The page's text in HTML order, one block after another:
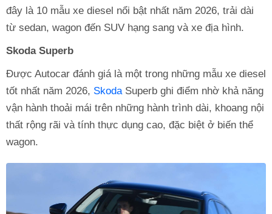
đây là 10 mẫu xe diesel nổi bật nhất năm 2026, trải dài
từ sedan, wagon đến SUV hạng sang và xe địa hình.
Skoda Superb
Được Autocar đánh giá là một trong những mẫu xe diesel
tốt nhất năm 2026, SkodaSuperb ghi điểm nhờ khả năng
vận hành thoải mái trên những hành trình dài, khoang nội
thất rộng rãi và tính thực dụng cao, đặc biệt ở biến thể
wagon.